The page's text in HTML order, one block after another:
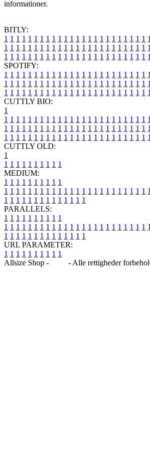
informationer.
BITLY:
1 1 1 1 1 1 1 1 1 1 1 1 1 1 1 1 1 1 1 1 1 1 1 1 1
1 1 1 1 1 1 1 1 1 1 1 1 1 1 1 1 1 1 1 1 1 1 1 1 1
1 1 1 1 1 1 1 1 1 1 1 1 1 1 1 1 1 1 1 1 1 1 1 1 1
SPOTIFY:
1 1 1 1 1 1 1 1 1 1 1 1 1 1 1 1 1 1 1 1 1 1 1 1 1
1 1 1 1 1 1 1 1 1 1 1 1 1 1 1 1 1 1 1 1 1 1 1 1 1
1 1 1 1 1 1 1 1 1 1 1 1 1 1 1 1 1 1 1 1 1 1 1 1 1
CUTTLY BIO:
1
1 1 1 1 1 1 1 1 1 1 1 1 1 1 1 1 1 1 1 1 1 1 1 1 1
1 1 1 1 1 1 1 1 1 1 1 1 1 1 1 1 1 1 1 1 1 1 1 1 1
1 1 1 1 1 1 1 1 1 1 1 1 1 1 1 1 1 1 1 1 1 1 1 1 1
CUTTLY OLD:
1
1 1 1 1 1 1 1 1 1 1
MEDIUM:
1 1 1 1 1 1 1 1 1 1
1 1 1 1 1 1 1 1 1 1 1 1 1 1 1 1 1 1 1 1 1 1 1 1 1
1 1 1 1 1 1 1 1 1 1 1 1 1 1
PARALLELS:
1 1 1 1 1 1 1 1 1 1
1 1 1 1 1 1 1 1 1 1 1 1 1 1 1 1 1 1 1 1 1 1 1 1 1
1 1 1 1 1 1 1 1 1 1 1 1 1 1
URL PARAMETER:
1 1 1 1 1 1 1 1 1 1
Allsize Shop -
- Alle rettigheder